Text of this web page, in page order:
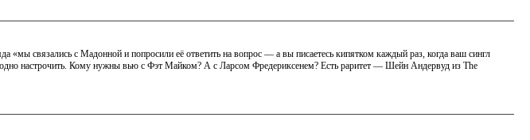
«мы связались с Мадонной и попросили её ответить на вопрос — а вы писаетесь кипятком каждый раз, когда ваш сингл
настрочить. Кому нужны вью с Фэт Майком? А с Ларсом Фредериксенем? Есть раритет — Шейн Андервуд из The